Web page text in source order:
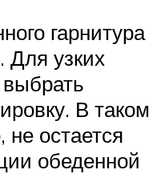
гарнитура
узких
В таком
не остается
обеденной